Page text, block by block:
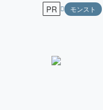
PR モンスト